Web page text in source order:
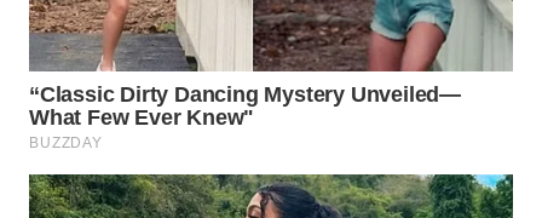
WAHANA
NEWS
WAHANA
TANI